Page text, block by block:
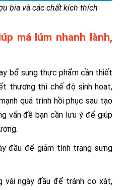
bia và các chất kích thích
má lúm nhanh lành,
bổ sung thực phẩm cần thiết
thương thì chế độ sinh hoạt,
quá trình hồi phục sau tạo
vấn đề bạn cần lưu ý để giúp
đầu để giảm tình trạng sưng
vài ngày đầu để tránh cọ xát,